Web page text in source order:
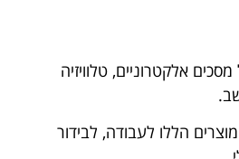
אלקטרוניים, טלוויזיה
הללו לעבודה, לבידור